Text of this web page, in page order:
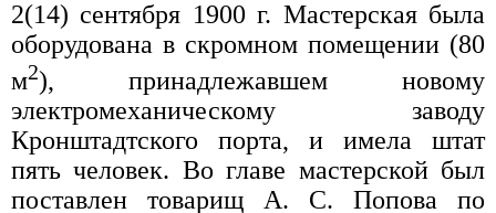
2(14) сентября 1900 г. Мастерская была
оборудована в скромном помещении (80
м2), принадлежавшем новому
электромеханическому заводу
Кронштадтского порта, и имела штат
пять человек. Во главе мастерской был
поставлен товарищ А. С. Попова по